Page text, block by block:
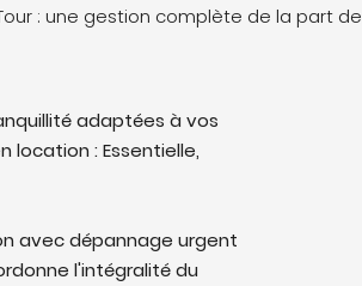
: une gestion complète de la part de
adaptées à vos
location : Essentielle,
avec dépannage urgent
l'intégralité du